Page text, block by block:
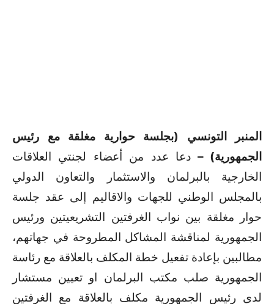
المنبر التونسي (بجلسة حوارية مغلقة مع رئيس
الجمهورية) – دعا عدد من أعضاء لجنتي العلاقات
الخارجية بالبرلمان والاستثمار والتعاون الدولي
بالمجلس الوطني للجهات والاقاليم إلى عقد جلسة
حوار مغلقة بين نواب الغرفتين التشريعيتين ورئيس
الجمهورية لمناقشة المشاكل المطروحة في جهاتهم،
مطالبين بإعادة تفعيل خطة المكلف بالعلاقة مع رئاسة
الجمهورية صلب مكتب البرلمان او تعيين مستشار
لدى رئيس الجمهورية مكلف بالعلاقة مع الغرفتين